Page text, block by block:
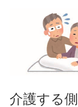
介護する